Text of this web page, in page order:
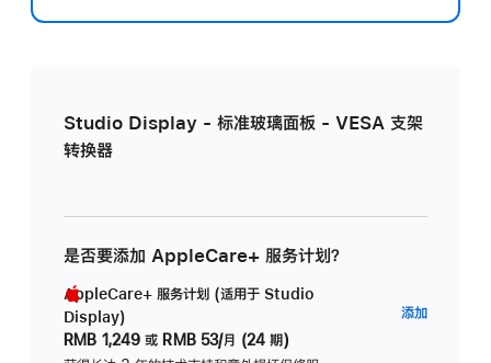
Studio Display - 标准玻璃面板 - VESA 支架
转换器
是否要添加 AppleCare+ 服务计划？
AppleCare+ 服务计划 (适用于 Studio
Display)
RMB 1,249 或 RMB 53/月 (24 期)
添加